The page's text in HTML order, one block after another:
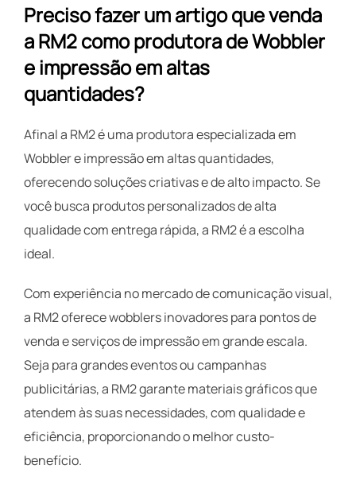
Preciso fazer um artigo que venda
a RM2 como produtora de Wobbler
e impressão em altas
quantidades?
Afinal a RM2 é uma produtora especializada em
Wobbler e impressão em altas quantidades,
oferecendo soluções criativas e de alto impacto. Se
você busca produtos personalizados de alta
qualidade com entrega rápida, a RM2 é a escolha
ideal.
Com experiência no mercado de comunicação visual,
a RM2 oferece wobblers inovadores para pontos de
venda e serviços de impressão em grande escala.
Seja para grandes eventos ou campanhas
publicitárias, a RM2 garante materiais gráficos que
atendem às suas necessidades, com qualidade e
eficiência, proporcionando o melhor custo-
benefício.